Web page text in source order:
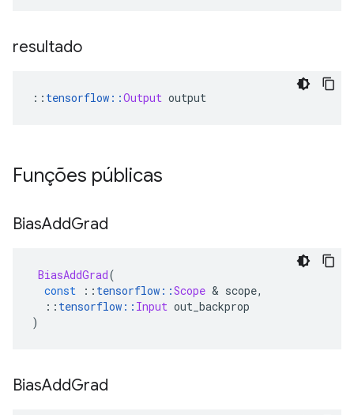
resultado
:: tensorflow ::Output output
Funções públicas
BiasAddGrad
BiasAddGrad(
const
:: tensorflow ::Scope & scope,
:: tensorflow :: Input out_backprop
)
BiasAddGrad